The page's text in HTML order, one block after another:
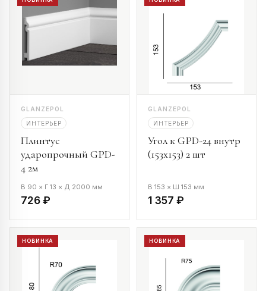
GLANZEPOL
ИНТЕРЬЕР
Плинтус
ударопрочный GPD-
4 2м
В 90 × Г 13 × Д 2000 мм
726 ₽
GLANZEPOL
ИНТЕРЬЕР
Угол к GPD-24 внутр
(153х153) 2 шт
В 153 × Ш 153 мм
1 357 ₽
НОВИНКА НОВИНКА